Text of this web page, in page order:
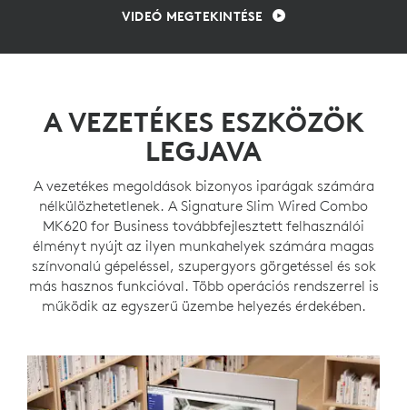
VIDEÓ MEGTEKINTÉSE
A VEZETÉKES ESZKÖZÖK
LEGJAVA
A vezetékes megoldások bizonyos iparágak számára
nélkülözhetetlenek. A Signature Slim Wired Combo
MK620 for Business továbbfejlesztett felhasználói
élményt nyújt az ilyen munkahelyek számára magas
színvonalú gépeléssel, szupergyors görgetéssel és sok
más hasznos funkcióval. Több operációs rendszerrel is
működik az egyszerű üzembe helyezés érdekében.